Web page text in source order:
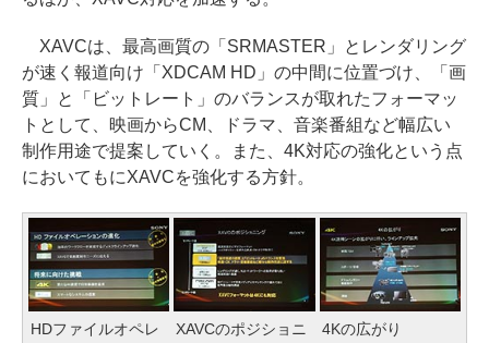
XAVCは、最高画質の「SRMASTER」とレンダリング
が速く報道向け「XDCAM HD」の中間に位置づけ、「画
質」と「ビットレート」のバランスが取れたフォーマッ
トとして、映画からCM、ドラマ、音楽番組など幅広い
制作用途で提案していく。また、4K対応の強化という点
においてもにXAVCを強化する方針。
HDファイルオペレ
XAVCのポジショニ
4Kの広がり